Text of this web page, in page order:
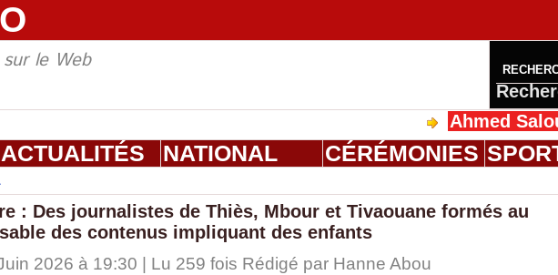
le Web
Ahmed Saloum
ACTUALITÉS NATIONAL CÉRÉMONIES
: Des journalistes de Thiès, Mbour et Tivaouane formés au
des contenus impliquant des enfants
2026 à 19:30 | Lu 259 fois Rédigé par Hanne Abou